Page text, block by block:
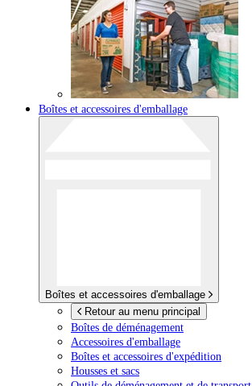
Boîtes et accessoires d'emballage
Boîtes et accessoires d'emballage
Retour au menu principal
Boîtes de déménagement
Accessoires d'emballage
Boîtes et accessoires d'expédition
Housses et sacs